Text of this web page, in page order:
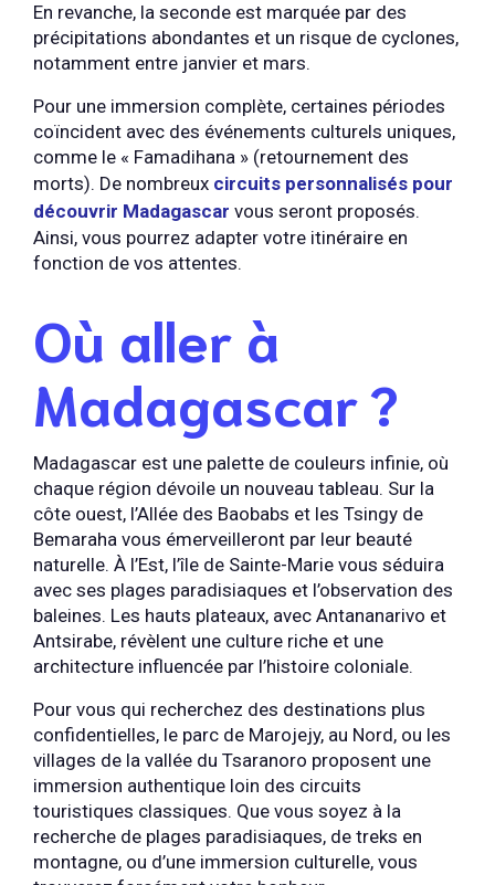
En revanche, la seconde est marquée par des
précipitations abondantes et un risque de cyclones,
notamment entre janvier et mars.
Pour une immersion complète, certaines périodes
coïncident avec des événements culturels uniques,
comme le « Famadihana » (retournement des
morts). De nombreux circuits personnalisés pour
découvrir Madagascar vous seront proposés.
Ainsi, vous pourrez adapter votre itinéraire en
fonction de vos attentes.
Où aller à
Madagascar ?
Madagascar est une palette de couleurs infinie, où
chaque région dévoile un nouveau tableau. Sur la
côte ouest, l’Allée des Baobabs et les Tsingy de
Bemaraha vous émerveilleront par leur beauté
naturelle. À l’Est, l’île de Sainte-Marie vous séduira
avec ses plages paradisiaques et l’observation des
baleines. Les hauts plateaux, avec Antananarivo et
Antsirabe, révèlent une culture riche et une
architecture influencée par l’histoire coloniale.
Pour vous qui recherchez des destinations plus
confidentielles, le parc de Marojejy, au Nord, ou les
villages de la vallée du Tsaranoro proposent une
immersion authentique loin des circuits
touristiques classiques. Que vous soyez à la
recherche de plages paradisiaques, de treks en
montagne, ou d’une immersion culturelle, vous